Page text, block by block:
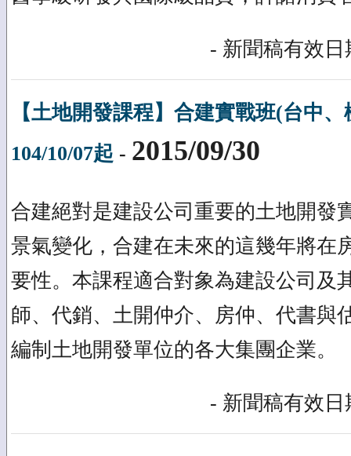
- 新聞稿有效日
【土地開發課程】合建實戰班(台中
104/10/07起 - 2015/09/30
合建絕對是建設公司重要的土地開發
景氣變化，合建在未來的這幾年將在
要性。本課程適合對象為建設公司及
師、代銷、土開仲介、房仲、代書與
編制土地開發單位的各大集團企業。
- 新聞稿有效日